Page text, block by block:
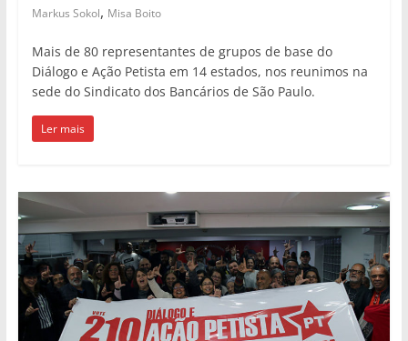
Markus Sokol, Misa Boito
Mais de 80 representantes de grupos de base do
Diálogo e Ação Petista em 14 estados, nos reunimos na
sede do Sindicato dos Bancários de São Paulo.
Ler mais